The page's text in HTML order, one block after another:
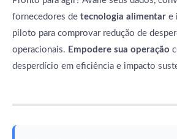
fornecedores de tecnologia alimentar e
piloto para comprovar redução de
operacionais. Empodere sua operação
desperdício em eficiência e impacto